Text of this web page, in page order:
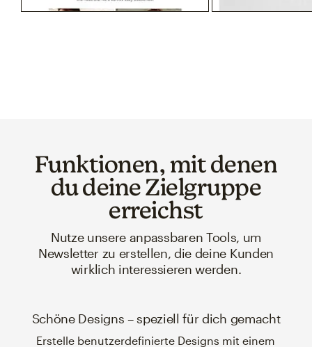
Funktionen, mit denen
du deine Zielgruppe
erreichst
Nutze unsere anpassbaren Tools, um
Newsletter zu erstellen, die deine Kunden
wirklich interessieren werden.
Schöne Designs – speziell für dich gemacht
Erstelle benutzerdefinierte Designs mit einem